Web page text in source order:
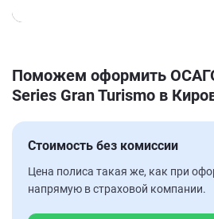
Поможем оформить
Series Gran Turismo в
Стоимость без комиссии
Цена полиса такая же, как при
напрямую в страховой компании.